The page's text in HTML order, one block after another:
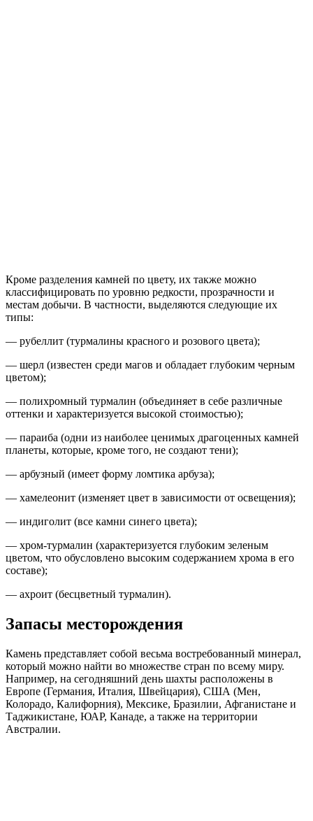
Кроме разделения камней по цвету, их также можно
классифицировать по уровню редкости, прозрачности и
местам добычи. В частности, выделяются следующие их
типы:
— рубеллит (турмалины красного и розового цвета);
— шерл (известен среди магов и обладает глубоким черным
цветом);
— полихромный турмалин (объединяет в себе различные
оттенки и характеризуется высокой стоимостью);
— параиба (одни из наиболее ценимых драгоценных камней
планеты, которые, кроме того, не создают тени);
— арбузный (имеет форму ломтика арбуза);
— хамелеонит (изменяет цвет в зависимости от освещения);
— индиголит (все камни синего цвета);
— хром-турмалин (характеризуется глубоким зеленым
цветом, что обусловлено высоким содержанием хрома в его
составе);
— ахроит (бесцветный турмалин).
Запасы месторождения
Камень представляет собой весьма востребованный минерал,
который можно найти во множестве стран по всему миру.
Например, на сегодняшний день шахты расположены в
Европе (Германия, Италия, Швейцария), США (Мен,
Колорадо, Калифорния), Мексике, Бразилии, Афганистане и
Таджикистане, ЮАР, Канаде, а также на территории
Австралии.